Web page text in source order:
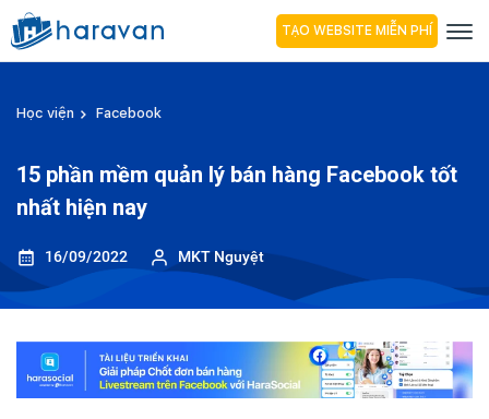
TẠO WEBSITE MIỄN PHÍ
Học viện Facebook
15 phần mềm quản lý bán hàng Facebook tốt
nhất hiện nay
16/09/2022 MKT Nguyệt